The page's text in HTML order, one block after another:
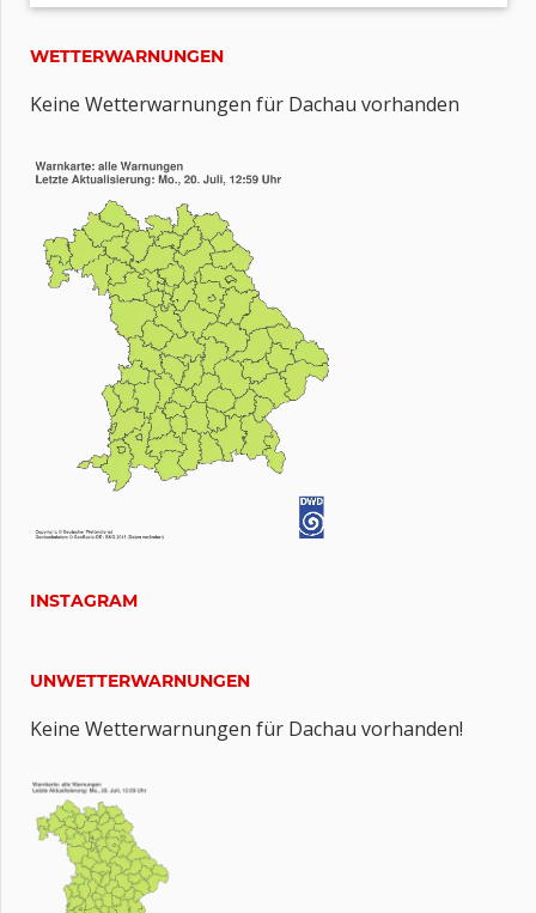
WETTERWARNUNGEN
Keine Wetterwarnungen für Dachau vorhanden
INSTAGRAM
UNWETTERWARNUNGEN
Keine Wetterwarnungen für Dachau vorhanden!